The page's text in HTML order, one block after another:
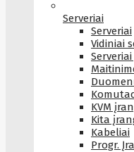
Serveriai
Serveriai
Vidiniai
KVM
Kita
Kabeliai
Progr.